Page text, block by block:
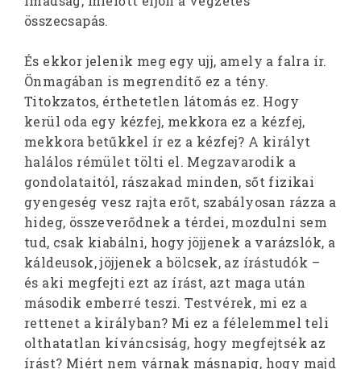
összecsapás.
És ekkor jelenik meg egy ujj, amely a falra ír.
Önmagában is megrendítő ez a tény.
Titokzatos, érthetetlen látomás ez. Hogy
kerül oda egy kézfej, mekkora ez a kézfej,
mekkora betűkkel ír ez a kézfej? A királyt
halálos rémület tölti el. Megzavarodik a
gondolataitól, rászakad minden, sőt fizikai
gyengeség vesz rajta erőt, szabályosan rázza a
hideg, összeverődnek a térdei, mozdulni sem
tud, csak kiabálni, hogy jöjjenek a varázslók, a
káldeusok, jöjjenek a bölcsek, az írástudók –
és aki megfejti ezt az írást, azt maga után
második emberré teszi. Testvérek, mi ez a
rettenet a királyban? Mi ez a félelemmel teli
olthatatlan kíváncsiság, hogy megfejtsék az
írást? Miért nem várnak másnapig, hogy majd